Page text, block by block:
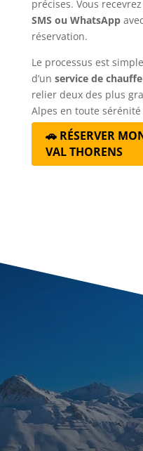
précises. Vous
SMS ou WhatsApp
réservation.
Le processus est
d’un service de
relier deux des plus
Alpes en toute
🚗 RÉSERVER
VAL THORENS